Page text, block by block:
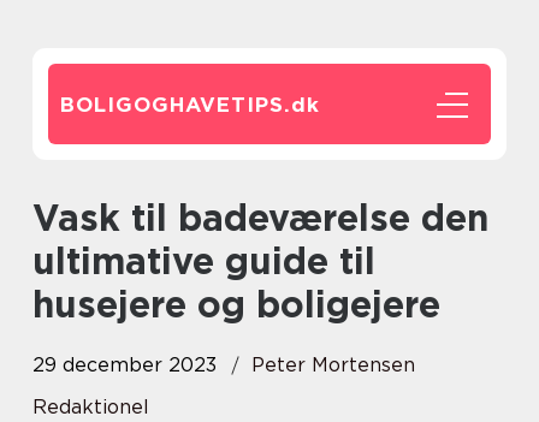
BOLIGOGHAVETIPS.dk
Vask til badeværelse den
ultimative guide til
husejere og boligejere
29 december 2023
Peter Mortensen
Redaktionel